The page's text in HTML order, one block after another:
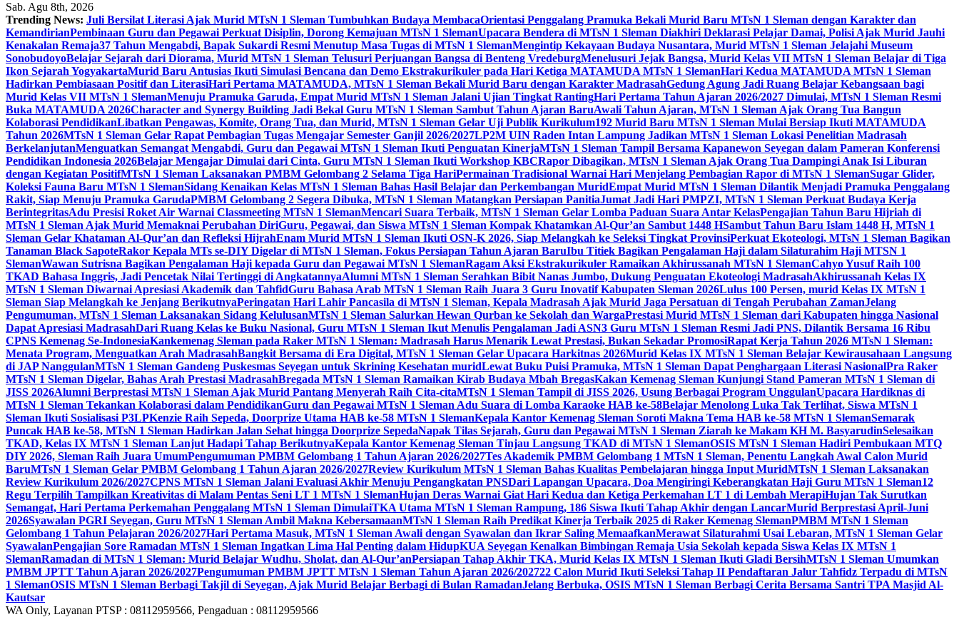
Sab. Agu 8th, 2026
Trending News: Juli Bersilat Literasi Ajak Murid MTsN 1 Sleman Tumbuhkan Budaya MembacaOrientasi Penggalang Pramuka Bekali Murid Baru MTsN 1 Sleman dengan Karakter dan
KemandirianPembinaan Guru dan Pegawai Perkuat Disiplin, Dorong Kemajuan MTsN 1 SlemanUpacara Bendera di MTsN 1 Sleman Diakhiri Deklarasi Pelajar Damai, Polisi Ajak Murid Jauhi
Kenakalan Remaja37 Tahun Mengabdi, Bapak Sukardi Resmi Menutup Masa Tugas di MTsN 1 SlemanMengintip Kekayaan Budaya Nusantara, Murid MTsN 1 Sleman Jelajahi Museum
SonobudoyoBelajar Sejarah dari Diorama, Murid MTsN 1 Sleman Telusuri Perjuangan Bangsa di Benteng VredeburgMenelusuri Jejak Bangsa, Murid Kelas VII MTsN 1 Sleman Belajar di Tiga
Ikon Sejarah YogyakartaMurid Baru Antusias Ikuti Simulasi Bencana dan Demo Ekstrakurikuler pada Hari Ketiga MATAMUDA MTsN 1 SlemanHari Kedua MATAMUDA MTsN 1 Sleman
Hadirkan Pembiasaan Positif dan LiterasiHari Pertama MATAMUDA, MTsN 1 Sleman Bekali Murid Baru dengan Karakter MadrasahGedung Agung Jadi Ruang Belajar Kebangsaan bagi
Murid Kelas VII MTsN 1 SlemanMenuju Pramuka Garuda, Empat Murid MTsN 1 Sleman Jalani Ujian Tingkat RantingHari Pertama Tahun Ajaran 2026/2027 Dimulai, MTsN 1 Sleman Resmi
Buka MATAMUDA 2026Character and Synergy Building Jadi Bekal Guru MTsN 1 Sleman Sambut Tahun Ajaran BaruAwali Tahun Ajaran, MTsN 1 Sleman Ajak Orang Tua Bangun
Kolaborasi PendidikanLibatkan Pengawas, Komite, Orang Tua, dan Murid, MTsN 1 Sleman Gelar Uji Publik Kurikulum192 Murid Baru MTsN 1 Sleman Mulai Bersiap Ikuti MATAMUDA
Tahun 2026MTsN 1 Sleman Gelar Rapat Pembagian Tugas Mengajar Semester Ganjil 2026/2027LP2M UIN Raden Intan Lampung Jadikan MTsN 1 Sleman Lokasi Penelitian Madrasah
BerkelanjutanMenguatkan Semangat Mengabdi, Guru dan Pegawai MTsN 1 Sleman Ikuti Penguatan KinerjaMTsN 1 Sleman Tampil Bersama Kapanewon Seyegan dalam Pameran Konferensi
Pendidikan Indonesia 2026Belajar Mengajar Dimulai dari Cinta, Guru MTsN 1 Sleman Ikuti Workshop KBCRapor Dibagikan, MTsN 1 Sleman Ajak Orang Tua Dampingi Anak Isi Liburan
dengan Kegiatan PositifMTsN 1 Sleman Laksanakan PMBM Gelombang 2 Selama Tiga HariPermainan Tradisional Warnai Hari Menjelang Pembagian Rapor di MTsN 1 SlemanSugar Glider,
Koleksi Fauna Baru MTsN 1 SlemanSidang Kenaikan Kelas MTsN 1 Sleman Bahas Hasil Belajar dan Perkembangan MuridEmpat Murid MTsN 1 Sleman Dilantik Menjadi Pramuka Penggalang
Rakit, Siap Menuju Pramuka GarudaPMBM Gelombang 2 Segera Dibuka, MTsN 1 Sleman Matangkan Persiapan PanitiaJumat Jadi Hari PMPZI, MTsN 1 Sleman Perkuat Budaya Kerja
BerintegritasAdu Presisi Roket Air Warnai Classmeeting MTsN 1 SlemanMencari Suara Terbaik, MTsN 1 Sleman Gelar Lomba Paduan Suara Antar KelasPengajian Tahun Baru Hijriah di
MTsN 1 Sleman Ajak Murid Memaknai Perubahan DiriGuru, Pegawai, dan Siswa MTsN 1 Sleman Kompak Khatamkan Al-Qur’an Sambut 1448 HSambut Tahun Baru Islam 1448 H, MTsN 1
Sleman Gelar Khataman Al-Qur’an dan Refleksi HijrahEnam Murid MTsN 1 Sleman Ikuti OSN-K 2026, Siap Melangkah ke Seleksi Tingkat ProvinsiPerkuat Ekoteologi, MTsN 1 Sleman Bagikan
Tanaman Black SapoteRakor Kepala MTs se-DIY Digelar di MTsN 1 Sleman, Fokus Persiapan Tahun Ajaran BaruIbu Titiek Bagikan Pengalaman Haji dalam Silaturahim Haji MTSN 1
SlemanWawan Sutrisna Bagikan Pengalaman Haji kepada Guru dan Pegawai MTsN 1 SlemanRagam Aksi Ekstrakurikuler Ramaikan Akhirussanah MTsN 1 SlemanCahyo Yusuf Raih 100
TKAD Bahasa Inggris, Jadi Pencetak Nilai Tertinggi di AngkatannyaAlumni MTsN 1 Sleman Serahkan Bibit Nanas Jumbo, Dukung Penguatan Ekoteologi MadrasahAkhirussanah Kelas IX
MTsN 1 Sleman Diwarnai Apresiasi Akademik dan TahfidGuru Bahasa Arab MTsN 1 Sleman Raih Juara 3 Guru Inovatif Kabupaten Sleman 2026Lulus 100 Persen, murid Kelas IX MTsN 1
Sleman Siap Melangkah ke Jenjang BerikutnyaPeringatan Hari Lahir Pancasila di MTsN 1 Sleman, Kepala Madrasah Ajak Murid Jaga Persatuan di Tengah Perubahan ZamanJelang
Pengumuman, MTsN 1 Sleman Laksanakan Sidang KelulusanMTsN 1 Sleman Salurkan Hewan Qurban ke Sekolah dan WargaPrestasi Murid MTsN 1 Sleman dari Kabupaten hingga Nasional
Dapat Apresiasi MadrasahDari Ruang Kelas ke Buku Nasional, Guru MTsN 1 Sleman Ikut Menulis Pengalaman Jadi ASN3 Guru MTsN 1 Sleman Resmi Jadi PNS, Dilantik Bersama 16 Ribu
CPNS Kemenag Se-IndonesiaKankemenag Sleman pada Raker MTsN 1 Sleman: Madrasah Harus Menarik Lewat Prestasi, Bukan Sekadar PromosiRapat Kerja Tahun 2026 MTsN 1 Sleman:
Menata Program, Menguatkan Arah MadrasahBangkit Bersama di Era Digital, MTsN 1 Sleman Gelar Upacara Harkitnas 2026Murid Kelas IX MTsN 1 Sleman Belajar Kewirausahaan Langsung
di JAP NanggulanMTsN 1 Sleman Gandeng Puskesmas Seyegan untuk Skrining Kesehatan muridLewat Buku Puisi Pramuka, MTsN 1 Sleman Dapat Penghargaan Literasi NasionalPra Raker
MTsN 1 Sleman Digelar, Bahas Arah Prestasi MadrasahBregada MTsN 1 Sleman Ramaikan Kirab Budaya Mbah BregasKakan Kemenag Sleman Kunjungi Stand Pameran MTsN 1 Sleman di
JISS 2026Alumni Berprestasi MTsN 1 Sleman Ajak Murid Pantang Menyerah Raih Cita-citaMTsN 1 Sleman Tampil di JISS 2026, Usung Berbagai Program UnggulanUpacara Hardiknas di
MTsN 1 Sleman Tekankan Kolaborasi dalam PendidikanGuru dan Pegawai MTsN 1 Sleman Adu Suara di Lomba Karaoke HAB ke-58Belajar Menolong Luka Tak Terlihat, Siswa MTsN 1
Sleman Ikuti Sosialisasi P3LPKenzie Raih Sepeda, Doorprize Utama HAB ke-58 MTsN 1 SlemanKepala Kantor Kemenag Sleman Soroti Makna Tema HAB ke-58 MTsN 1 SlemanSemarak
Puncak HAB ke-58, MTsN 1 Sleman Hadirkan Jalan Sehat hingga Doorprize SepedaNapak Tilas Sejarah, Guru dan Pegawai MTsN 1 Sleman Ziarah ke Makam KH M. BasyarudinSelesaikan
TKAD, Kelas IX MTsN 1 Sleman Lanjut Hadapi Tahap BerikutnyaKepala Kantor Kemenag Sleman Tinjau Langsung TKAD di MTsN 1 SlemanOSIS MTsN 1 Sleman Hadiri Pembukaan MTQ
DIY 2026, Sleman Raih Juara UmumPengumuman PMBM Gelombang 1 Tahun Ajaran 2026/2027Tes Akademik PMBM Gelombang 1 MTsN 1 Sleman, Penentu Langkah Awal Calon Murid
BaruMTsN 1 Sleman Gelar PMBM Gelombang 1 Tahun Ajaran 2026/2027Review Kurikulum MTsN 1 Sleman Bahas Kualitas Pembelajaran hingga Input MuridMTsN 1 Sleman Laksanakan
Review Kurikulum 2026/2027CPNS MTsN 1 Sleman Jalani Evaluasi Akhir Menuju Pengangkatan PNSDari Lapangan Upacara, Doa Mengiringi Keberangkatan Haji Guru MTsN 1 Sleman12
Regu Terpilih Tampilkan Kreativitas di Malam Pentas Seni LT 1 MTsN 1 SlemanHujan Deras Warnai Giat Hari Kedua dan Ketiga Perkemahan LT 1 di Lembah MerapiHujan Tak Surutkan
Semangat, Hari Pertama Perkemahan Penggalang MTsN 1 Sleman DimulaiTKA Utama MTsN 1 Sleman Rampung, 186 Siswa Ikuti Tahap Akhir dengan LancarMurid Berprestasi April-Juni
2026Syawalan PGRI Seyegan, Guru MTsN 1 Sleman Ambil Makna KebersamaanMTsN 1 Sleman Raih Predikat Kinerja Terbaik 2025 di Raker Kemenag SlemanPMBM MTsN 1 Sleman
Gelombang 1 Tahun Pelajaran 2026/2027Hari Pertama Masuk, MTsN 1 Sleman Awali dengan Syawalan dan Ikrar Saling MemaafkanMerawat Silaturahmi Usai Lebaran, MTsN 1 Sleman Gelar
SyawalanPengajian Sore Ramadan MTsN 1 Sleman Ingatkan Lima Hal Penting dalam HidupKUA Seyegan Kenalkan Bimbingan Remaja Usia Sekolah kepada Siswa Kelas IX MTsN 1
SlemanRamadan di MTsN 1 Sleman: Murid Belajar Wudhu, Sholat, dan Al-Qur’anPersiapan Tahap Akhir TKA, Murid Kelas IX MTsN 1 Sleman Ikuti Gladi BersihMTsN 1 Sleman Umumkan
PMBM JPTT Tahun Ajaran 2026/2027Pengumuman PMBM JPTT MTsN 1 Sleman Tahun Ajaran 2026/202722 Calon Murid Ikuti Seleksi Tahap II Pendaftaran Jalur Tahfidz Terpadu di MTsN
1 SlemanOSIS MTsN 1 Sleman Berbagi Takjil di Seyegan, Ajak Murid Belajar Berbagi di Bulan RamadanJelang Berbuka, OSIS MTsN 1 Sleman Berbagi Cerita Bersama Santri TPA Masjid Al-
Kautsar
WA Only, Layanan PTSP : 08112959566, Pengaduan : 08112959566